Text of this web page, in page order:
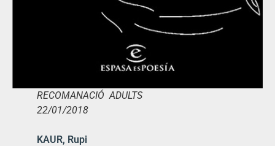
RECOMANACIÓ ADULTS
22/01/2018
KAUR, Rupi